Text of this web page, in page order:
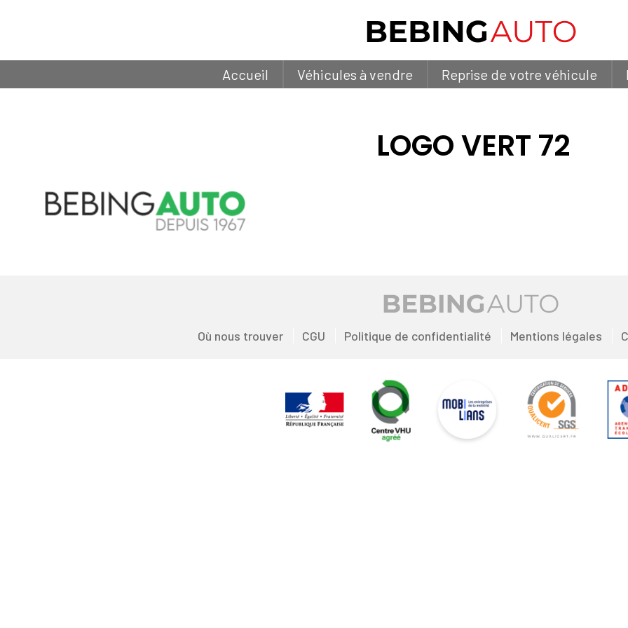
Accueil Véhicules à vendre Reprise de votre véhicule
LOGO VERT 72
Où nous trouver CGU Politique de confidentialité Mentions légales